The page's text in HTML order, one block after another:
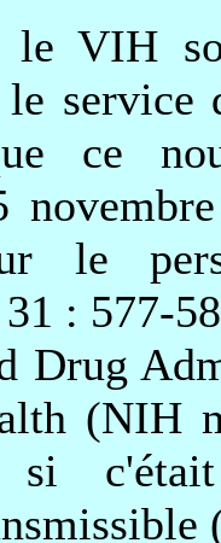
le VIH
service
ce
le
: 577-
Drug
(NIH
si